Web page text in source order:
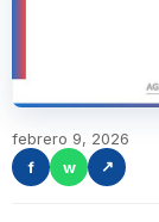
febrero 9, 2026
f
w ↗